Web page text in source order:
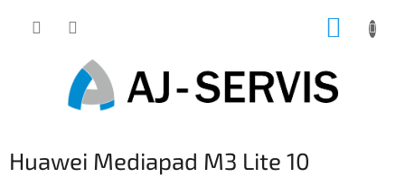
Huawei Mediapad M3 Lite 10